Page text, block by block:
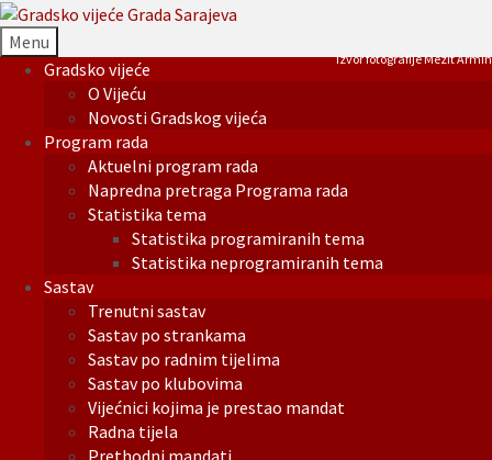
Menu
Gradsko vijeće
O Vijeću
Novosti Gradskog vijeća
Program rada
Aktuelni program rada
Napredna pretraga Programa rada
Statistika tema
Statistika programiranih tema
Statistika neprogramiranih tema
Sastav
Trenutni sastav
Sastav po strankama
Sastav po radnim tijelima
Sastav po klubovima
Vijećnici kojima je prestao mandat
Radna tijela
Izvor fotografije Mezit Armin